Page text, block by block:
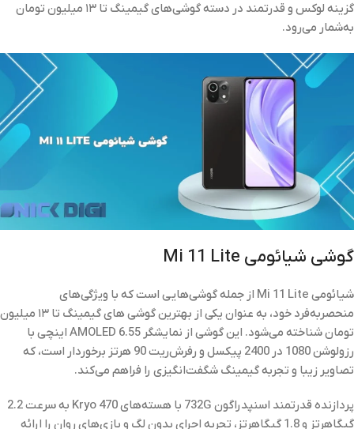
گزینه لوکس و قدرتمند در دسته گوشی‌های گیمینگ تا ۱۳ میلیون تومان
به‌شمار می‌رود.
گوشی شیائومی Mi 11 Lite
شیائومی Mi 11 Lite از جمله گوشی‌هایی است که با ویژگی‌های
منحصربه‌فرد خود، به عنوان یکی از بهترین گوشی‌ های گیمینگ تا ۱۳ میلیون
تومان شناخته می‌شود. این گوشی از نمایشگر AMOLED 6.55 اینچی با
رزولوشن 1080 در 2400 پیکسل و رفرش‌ریت 90 هرتز برخوردار است، که
تصاویر زیبا و تجربه گیمینگ شگفت‌انگیزی را فراهم می‌کند.
پردازنده قدرتمند اسنپدراگون 732G با هسته‌های Kryo 470 به سرعت 2.2
گیگاهرتز و 1.8 گیگاهرتز، تجربه اجرای بدون لگ و بازی‌های روان را ارائه